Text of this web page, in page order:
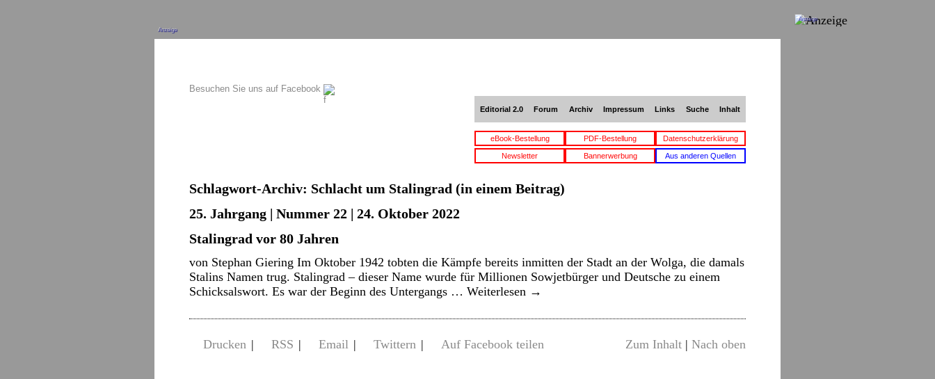
Anzeige
Besuchen Sie uns auf Facebook
Editorial 2.0 Forum Archiv Impressum Links Suche Inhalt
eBook-Bestellung PDF-Bestellung Datenschutzerklärung
Newsletter Bannerwerbung Aus anderen Quellen
Schlagwort-Archiv: Schlacht um Stalingrad (in einem Beitrag)
25. Jahrgang | Nummer 22 | 24. Oktober 2022
Stalingrad vor 80 Jahren
von Stephan Giering Im Oktober 1942 tobten die Kämpfe bereits inmitten der Stadt an der Wolga, die damals
Stalins Namen trug. Stalingrad – dieser Name wurde für Millionen Sowjetbürger und Deutsche zu einem
Schicksalswort. Es war der Beginn des Untergangs … Weiterlesen →
Drucken | RSS | Email | Twittern | Auf Facebook teilen Zum Inhalt | Nach oben
Anzeige